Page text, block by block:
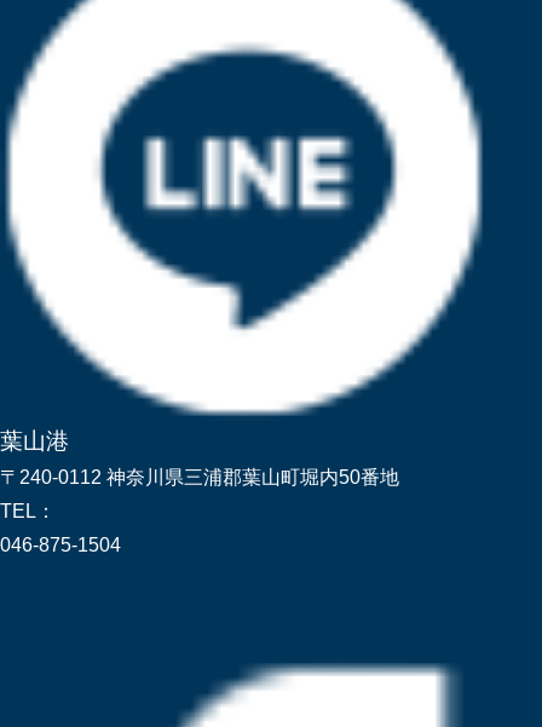
葉山港
〒240-0112 神奈川県三浦郡葉山町堀内50番地
TEL：
046-875-1504